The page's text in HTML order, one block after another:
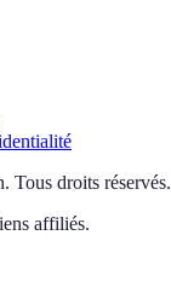
. Tous droits réservés.
affiliés.